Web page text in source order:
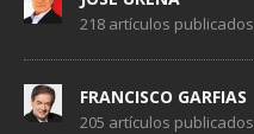
218 artículos publicados
FRANCISCO GARFIAS
205 artículos publicados